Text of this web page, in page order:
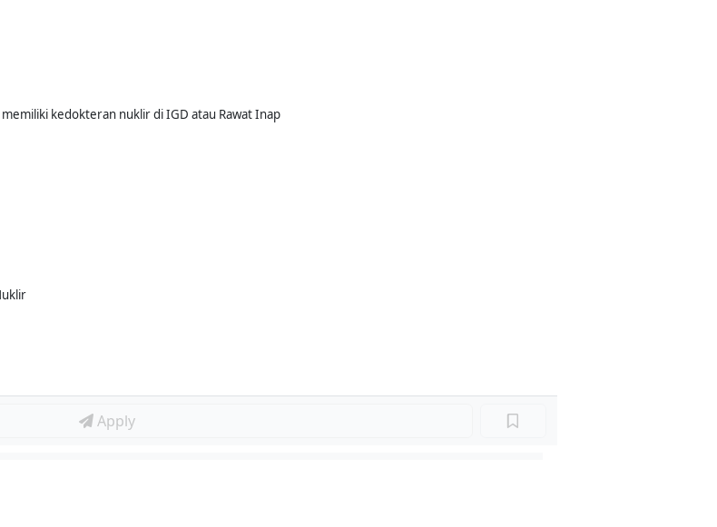
kedokteran nuklir di IGD atau Rawat Inap
Apply